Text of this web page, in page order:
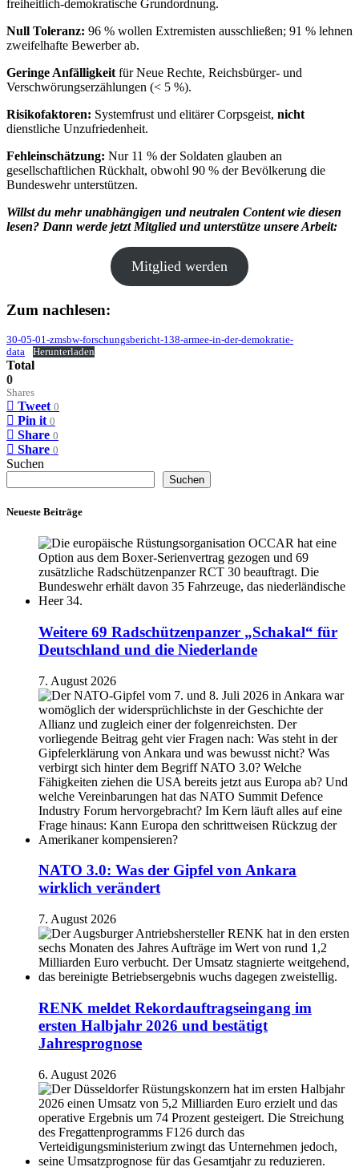
freiheitlich-demokratische Grundordnung.
Null Toleranz: 96 % wollen Extremisten ausschließen; 91 % lehnen
zweifelhafte Bewerber ab.
Geringe Anfälligkeitfür Neue Rechte, Reichsbürger- und
Verschwörungserzählungen (< 5 %).
Risikofaktoren: Systemfrust und elitärer Corpsgeist, nicht
dienstliche Unzufriedenheit.
Fehleinschätzung: Nur 11 % der Soldaten glauben an
gesellschaftlichen Rückhalt, obwohl 90 % der Bevölkerung die
Bundeswehr unterstützen.
Willst du mehr unabhängigen und neutralen Content wie diesen
lesen? Dann werde jetzt Mitglied und unterstütze unsere Arbeit:
Mitglied werden
Zum nachlesen:
30-05-01-zmsbw-forschungsbericht-138-armee-in-der-demokratie-
data
Herunterladen
Total
0
Shares
Tweet 0
Pin it 0
Share 0
Share 0
Suchen
Suchen
Neueste Beiträge
Weitere 69 Radschützenpanzer „Schakal“ für
Deutschland und die Niederlande
7. August 2026
NATO 3.0: Was der Gipfel von Ankara
wirklich verändert
7. August 2026
RENK meldet Rekordauftragseingang im
ersten Halbjahr 2026 und bestätigt
Jahresprognose
6. August 2026